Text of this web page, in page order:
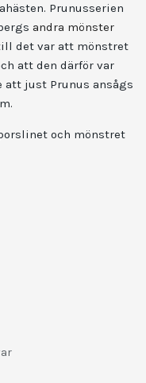
Prunusserien
andra mönster
det var att mönstret
att den därför var
att just Prunus ansågs
och mönstret